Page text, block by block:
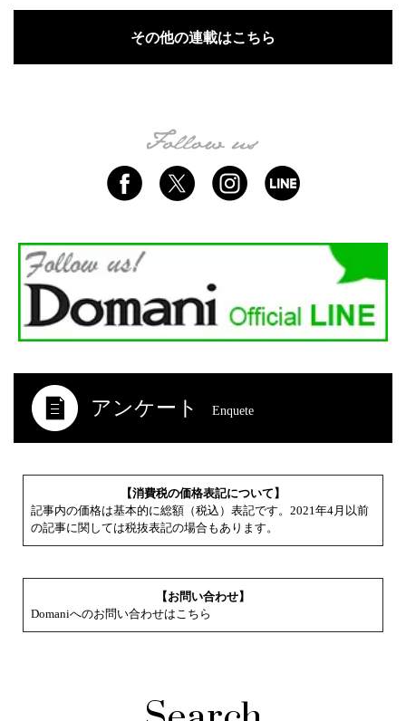
その他の連載はこちら
アンケート Enquete
【消費税の価格表記について】
記事内の価格は基本的に総額（税込）表記です。2021年4月以前
の記事に関しては税抜表記の場合もあります。
【お問い合わせ】
Domaniへのお問い合わせはこちら